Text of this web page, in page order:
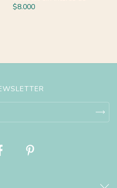
$8.000